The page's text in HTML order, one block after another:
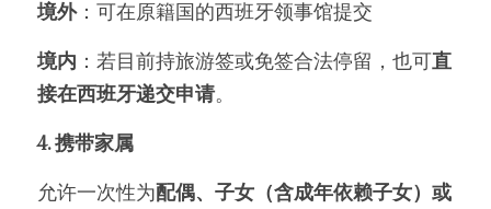
境外：可在原籍国的西班牙领事馆提交
境内 ：若目前持旅游签或免签合法停留，也可直
接在西班牙递交申请。
4. 携带家属
允许一次性为配偶、子女（含成年依赖子女）或